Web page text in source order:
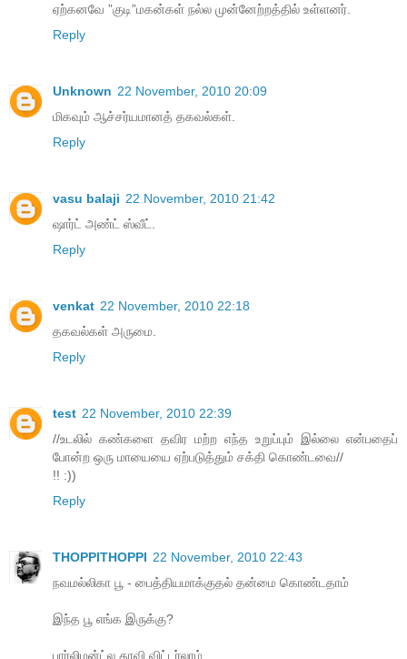
ஏற்கனவே ”குடி”மகன்கள் நல்ல முன்னேற்றத்தில் உள்ளனர்.
Reply
Unknown 22 November, 2010 20:09
மிகவும் ஆச்சர்யமானத் தகவல்கள்.
Reply
vasu balaji 22 November, 2010 21:42
ஷார்ட் அண்ட் ஸ்வீட்.
Reply
venkat 22 November, 2010 22:18
தகவல்கள் அருமை.
Reply
test 22 November, 2010 22:39
//உடலில் கண்களை தவிர மற்ற எந்த உறுப்பும் இல்லை என்பதைப்
போன்ற ஒரு மாயையை ஏற்படுத்தும் சக்தி கொண்டவை//
!! :))
Reply
THOPPITHOPPI 22 November, 2010 22:43
நவமல்லிகா பூ - பைத்தியமாக்குதல் தன்மை கொண்டதாம்
இந்த பூ எங்க இருக்கு?
பார்லிமன்ட்ல தூவி விட்டர்லாம்